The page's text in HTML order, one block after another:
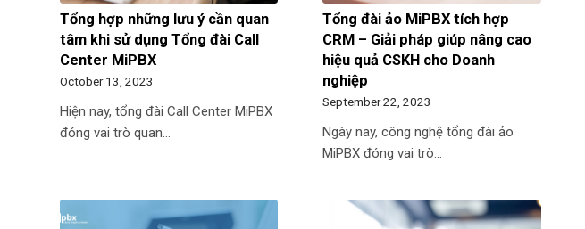
Tổng hợp những lưu ý cần quan
tâm khi sử dụng Tổng đài Call
Center MiPBX
October 13, 2023
Hiện nay, tổng đài Call Center MiPBX
đóng vai trò quan…
Tổng đài ảo MiPBX tích hợp
CRM – Giải pháp giúp nâng cao
hiệu quả CSKH cho Doanh
nghiệp
September 22, 2023
Ngày nay, công nghệ tổng đài ảo
MiPBX đóng vai trò…